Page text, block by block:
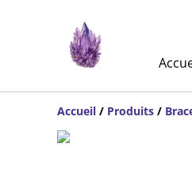
Accueil / Produits /